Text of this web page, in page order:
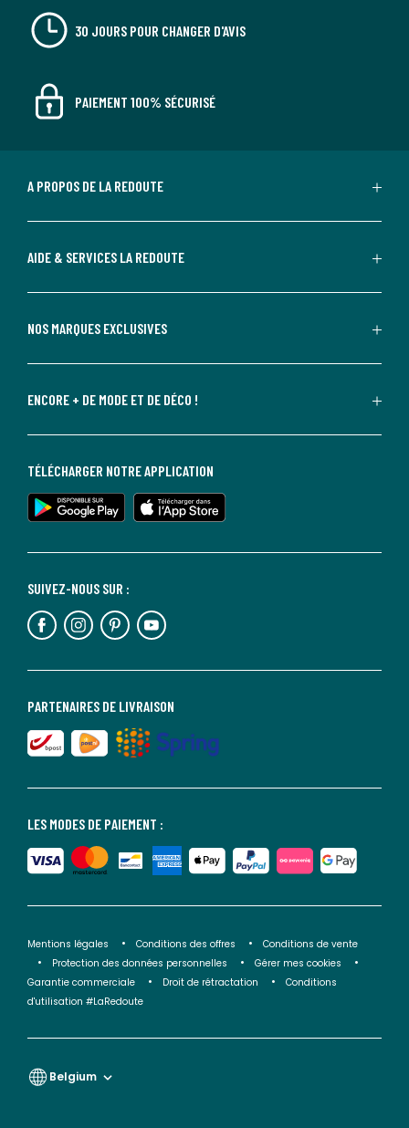
30 JOURS POUR CHANGER D'AVIS
PAIEMENT 100% SÉCURISÉ
A PROPOS DE LA REDOUTE
AIDE & SERVICES LA REDOUTE
NOS MARQUES EXCLUSIVES
ENCORE + DE MODE ET DE DÉCO !
LES MODES DE PAIEMENT :
PARTENAIRES DE LIVRAISON
SUIVEZ-NOUS SUR :
TÉLÉCHARGER NOTRE APPLICATION
Mentions légales Conditions des offres
Conditions de vente
Protection des données personnelles
Gérer mes cookies
Garantie commerciale
Droit de rétractation
Conditions
d'utilisation #LaRedoute
Belgium